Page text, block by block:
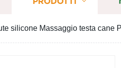
silicone Massaggio testa cane